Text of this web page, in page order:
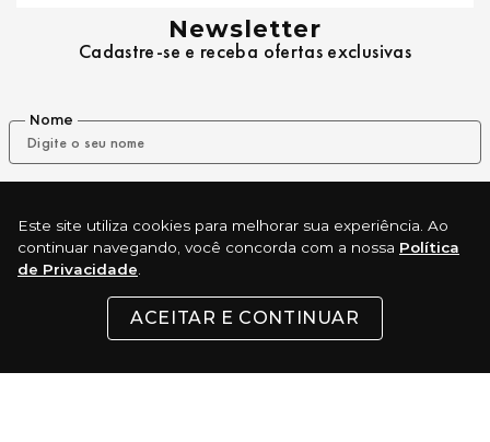
Este site utiliza cookies para melhorar sua experiência. Ao
continuar navegando, você concorda com a nossa Política
de Privacidade
ACEITAR E CONTINUAR
Newsletter
Cadastre-se e receba ofertas exclusivas
Nome
REDES SOCIAIS